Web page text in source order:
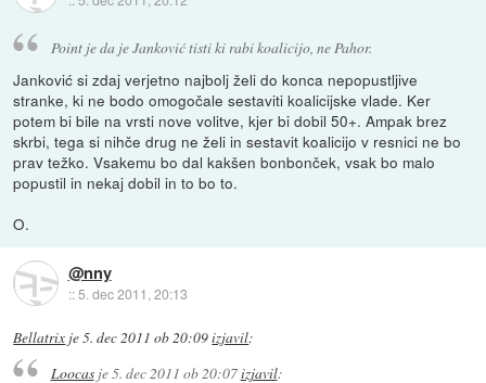
Point je da je Janković tisti ki rabi koalicijo, ne Pahor.
Janković si zdaj verjetno najbolj želi do konca nepopustljive
stranke, ki ne bodo omogočale sestaviti koalicijske vlade. Ker
potem bi bile na vrsti nove volitve, kjer bi dobil 50+. Ampak brez
skrbi, tega si nihče drug ne želi in sestavit koalicijo v resnici ne bo
prav težko. Vsakemu bo dal kakšen bonbonček, vsak bo malo
popustil in nekaj dobil in to bo to.
O.
@nny
::5. dec 2011, 20:13
Bellatrix je5. dec 2011 ob 20:09izjavil:
Loocasje5. dec 2011 ob 20:07izjavil: